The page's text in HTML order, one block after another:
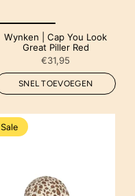
Wynken | Cap You Look
Great Piller Red
€31,95
SNEL TOEVOEGEN
Sale